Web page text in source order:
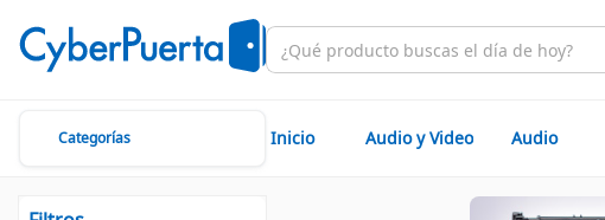
Categorías Inicio Audio y Video Audio